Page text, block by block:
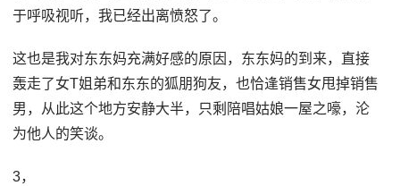
于呼吸视听，我已经出离愤怒了。
这也是我对东东妈充满好感的原因，东东妈的到来，直接
轰走了女T姐弟和东东的狐朋狗友，也恰逢销售女甩掉销售
男，从此这个地方安静大半，只剩陪唱姑娘一屋之嚎，沦
为他人的笑谈。
3，